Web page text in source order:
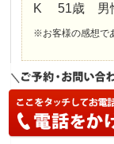
K 51歳 男
※お客様の感想で